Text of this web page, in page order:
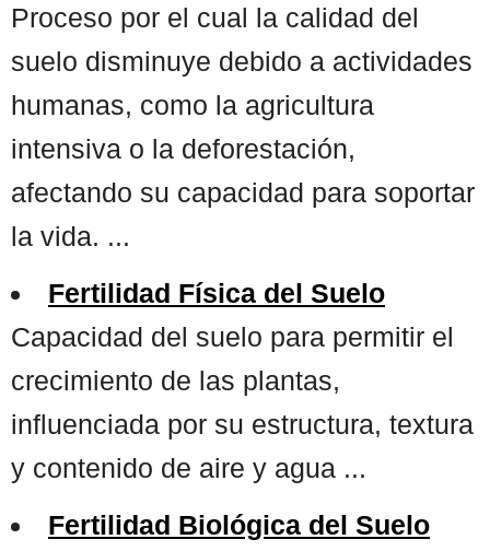
Proceso por el cual la calidad del
suelo disminuye debido a actividades
humanas, como la agricultura
intensiva o la deforestación,
afectando su capacidad para soportar
la vida. ...
Fertilidad Física del Suelo
Capacidad del suelo para permitir el
crecimiento de las plantas,
influenciada por su estructura, textura
y contenido de aire y agua ...
Fertilidad Biológica del Suelo